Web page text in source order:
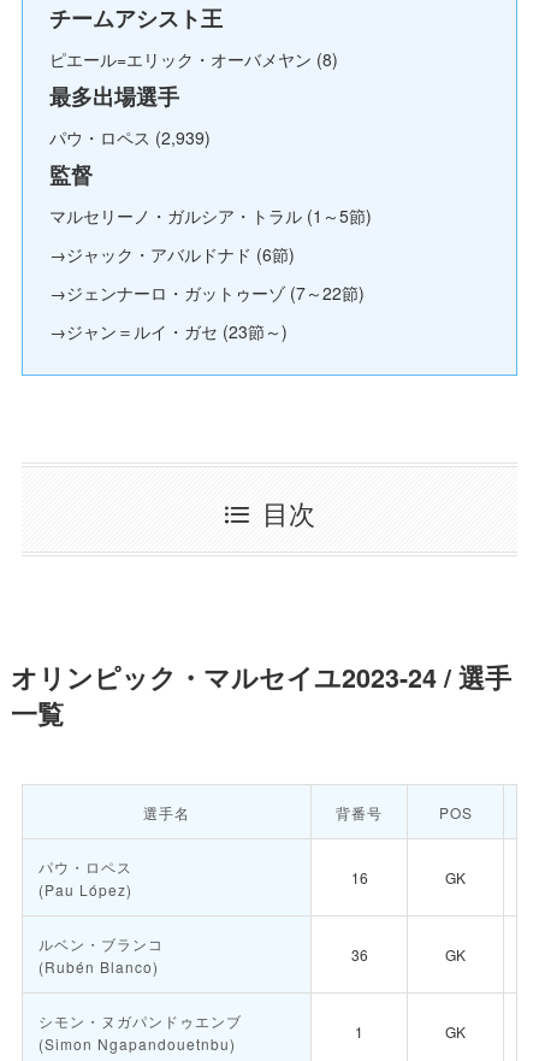
チームアシスト王
ピエール=エリック・オーバメヤン (8)
最多出場選手
パウ・ロペス (2,939)
監督
マルセリーノ・ガルシア・トラル (1～5節)
→ジャック・アバルドナド (6節)
→ジェンナーロ・ガットゥーゾ (7～22節)
→ジャン＝ルイ・ガセ (23節～)
目次
オリンピック・マルセイユ2023-24 / 選手
一覧
選手名 背番号 POS
パウ・ロペス
(Pau López)
16 GK
ルベン・ブランコ
(Rubén Blanco)
36 GK
シモン・ヌガパンドゥエンブ
(Simon Ngapandouetnbu)
1 GK